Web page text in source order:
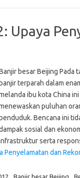
Upaya
besar Beijing Pada
banjir terparah dalam
ibu kota China
puluhan
Bencana ini
sosial dan
serta
Penyelamatan dan
, Banjir besar Beijing ,